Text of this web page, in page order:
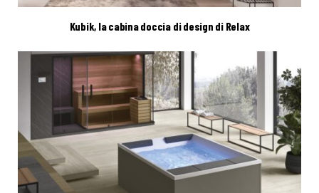
Kubik, la cabina doccia di design di Relax